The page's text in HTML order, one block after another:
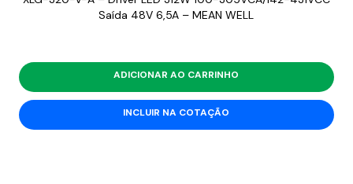
Saída 48V 6,5A – MEAN WELL
ADICIONAR AO CARRINHO
INCLUIR NA COTAÇÃO